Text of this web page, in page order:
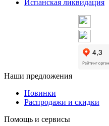
Испанская ликвидация
Наши предложения
Новинки
Распродажи и скидки
Помощь и сервисы